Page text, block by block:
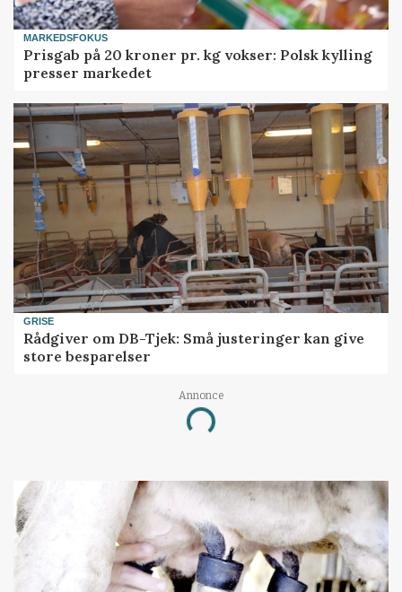
MARKEDSFOKUS
Prisgab på 20 kroner pr. kg vokser: Polsk kylling
presser markedet
GRISE
Rådgiver om DB-Tjek: Små justeringer kan give
store besparelser
Annonce
Loading...